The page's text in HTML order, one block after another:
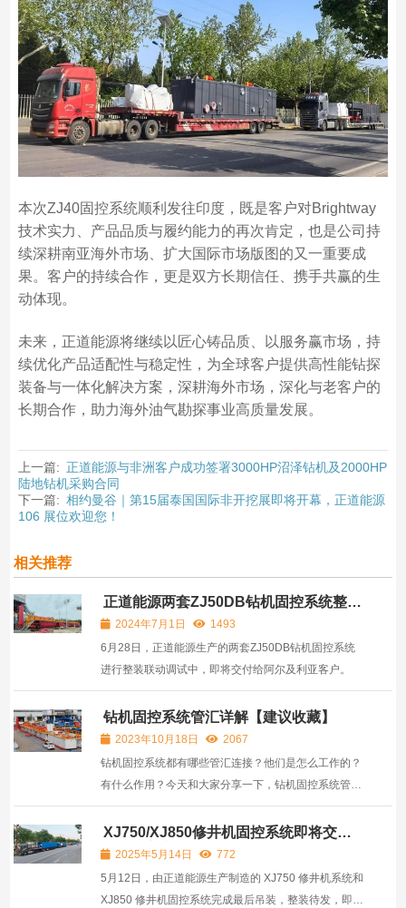
本次ZJ40固控系统顺利发往印度，既是客户对Brightway
技术实力、产品品质与履约能力的再次肯定，也是公司持
续深耕南亚海外市场、扩大国际市场版图的又一重要成
果。客户的持续合作，更是双方长期信任、携手共赢的生
动体现。
未来，正道能源将继续以匠心铸品质、以服务赢市场，持
续优化产品适配性与稳定性，为全球客户提供高性能钻探
装备与一体化解决方案，深耕海外市场，深化与老客户的
长期合作，助力海外油气勘探事业高质量发展。
上一篇: 正道能源与非洲客户成功签署3000HP沼泽钻机及2000HP
陆地钻机采购合同
下一篇: 相约曼谷｜第15届泰国国际非开挖展即将开幕，正道能源
106 展位欢迎您！
相关推荐
正道能源两套ZJ50DB钻机固控系统整装
联调即将交付阿尔及利亚用户
2024年7月1日
1493
6月28日，正道能源生产的两套ZJ50DB钻机固控系统
进行整装联动调试中，即将交付给阿尔及利亚客户。
钻机固控系统管汇详解【建议收藏】
2023年10月18日
2067
钻机固控系统都有哪些管汇连接？他们是怎么工作的？
有什么作用？今天和大家分享一下，钻机固控系统管
汇：联通管线，泥浆泵管线，混浆管线，平衡管线，溢
流管线，清水管线，泥浆枪管线，补给管线，高架管线
等9大管线。
XJ750/XJ850修井机固控系统即将交付
伊拉克客户
2025年5月14日
772
5月12日，由正道能源生产制造的 XJ750 修井机系统和
XJ850 修井机固控系统完成最后吊装，整装待发，即将